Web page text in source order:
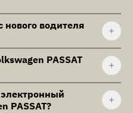
водителя
PASSAT
PASSAT?